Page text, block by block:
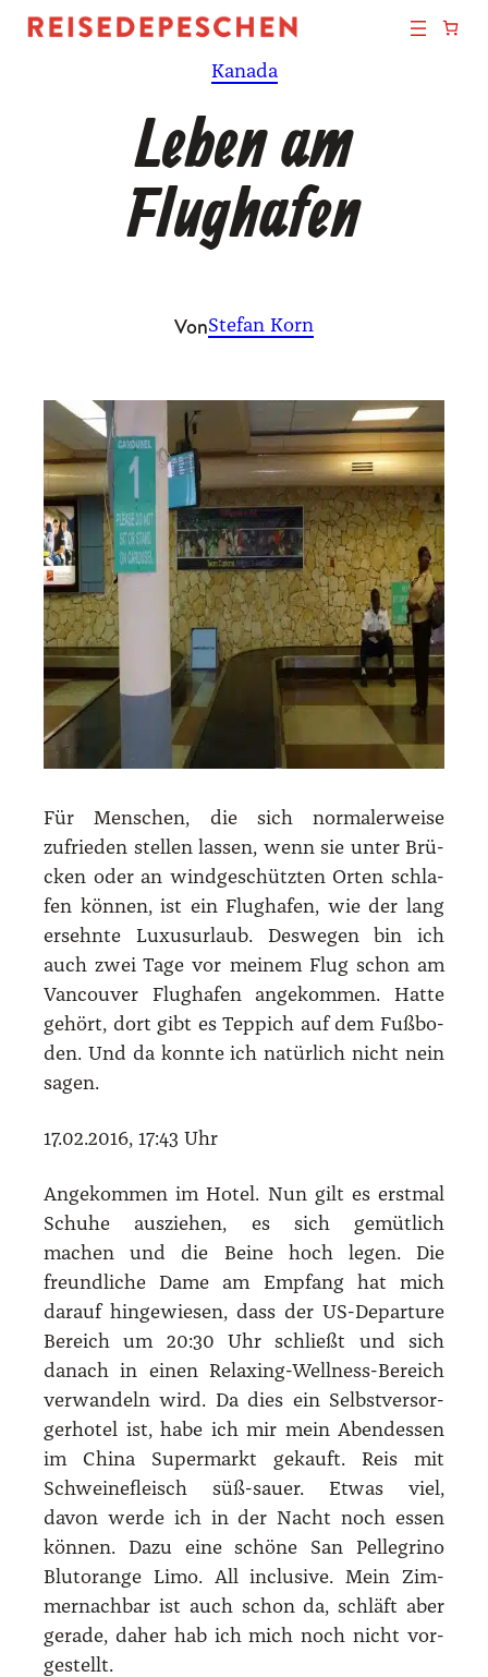
Zum
Kanada
Leben am
Flughafen
VonStefan Korn
Für Men­schen, die sich nor­ma­ler­wei­se
zufrie­den stel­len las­sen, wenn sie unter Brü­
cken oder an wind­ge­schütz­ten Orten schla­
fen kön­nen, ist ein Flug­ha­fen, wie der lang
ersehn­te Luxus­ur­laub. Des­we­gen bin ich
auch zwei Tage vor mei­nem Flug schon am
Van­cou­ver Flug­ha­fen ange­kom­men. Hat­te
gehört, dort gibt es Tep­pich auf dem Fuß­bo­
den. Und da konn­te ich natür­lich nicht nein
sagen.
17.02.2016, 17:43 Uhr
Ange­kom­men im Hotel. Nun gilt es erst­mal
Schu­he aus­zie­hen, es sich gemüt­lich
machen und die Bei­ne hoch legen. Die
freund­li­che Dame am Emp­fang hat mich
dar­auf hin­ge­wie­sen, dass der US-Depar­tu­re
Bereich um 20:30 Uhr schließt und sich
danach in einen Rela­xing-Well­ness-Bereich
ver­wan­deln wird. Da dies ein Selbst­ver­sor­
ger­ho­tel ist, habe ich mir mein Abend­essen
im Chi­na Super­markt gekauft. Reis mit
Schwei­ne­fleisch süß-sau­er. Etwas viel,
davon wer­de ich in der Nacht noch essen
kön­nen. Dazu eine schö­ne San Pel­le­gri­no
Blut­oran­ge Limo. All inclu­si­ve. Mein Zim­
mer­nach­bar ist auch schon da, schläft aber
gera­de, daher hab ich mich noch nicht vor­
ge­stellt.